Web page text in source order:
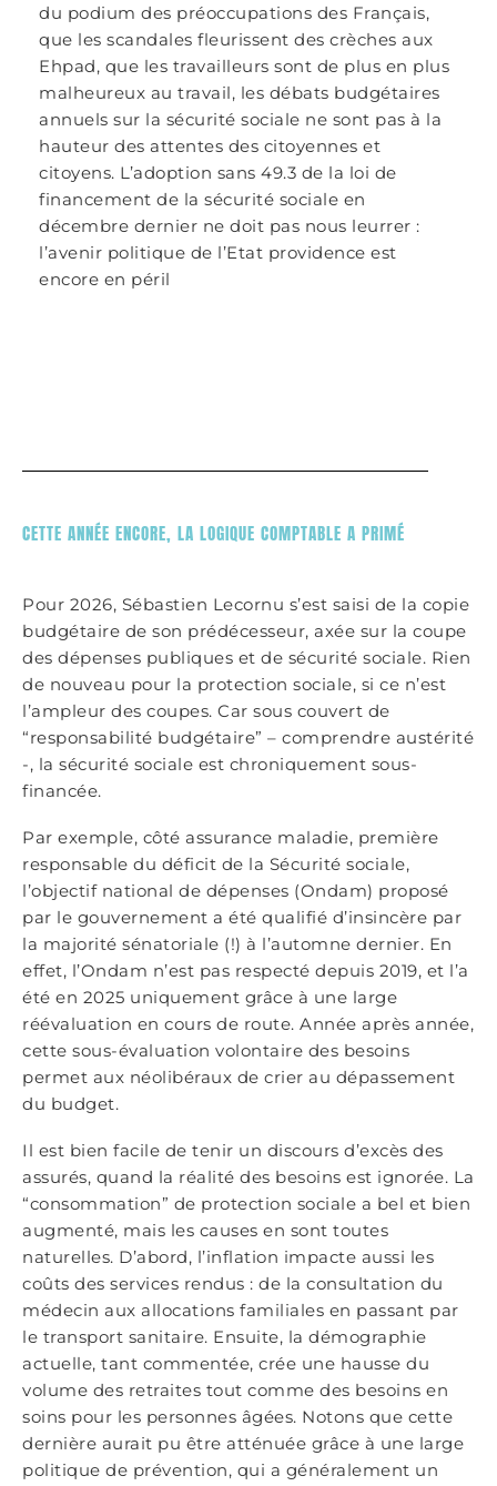
du podium des préoccupations des Français,
que les scandales fleurissent des crèches aux
Ehpad, que les travailleurs sont de plus en plus
malheureux au travail, les débats budgétaires
annuels sur la sécurité sociale ne sont pas à la
hauteur des attentes des citoyennes et
citoyens. L’adoption sans 49.3 de la loi de
financement de la sécurité sociale en
décembre dernier ne doit pas nous leurrer :
l’avenir politique de l’Etat providence est
encore en péril
CETTE ANNÉE ENCORE, LA LOGIQUE COMPTABLE A PRIMÉ
Pour 2026, Sébastien Lecornu s’est saisi de la copie
budgétaire de son prédécesseur, axée sur la coupe
des dépenses publiques et de sécurité sociale. Rien
de nouveau pour la protection sociale, si ce n’est
l’ampleur des coupes. Car sous couvert de
“responsabilité budgétaire” – comprendre austérité
-, la sécurité sociale est chroniquement sous-
financée.
Par exemple, côté assurance maladie, première
responsable du déficit de la Sécurité sociale,
l’objectif national de dépenses (Ondam) proposé
par le gouvernement a été qualifié d’insincère par
la majorité sénatoriale (!) à l’automne dernier. En
effet, l’Ondam n’est pas respecté depuis 2019, et l’a
été en 2025 uniquement grâce à une large
réévaluation en cours de route. Année après année,
cette sous-évaluation volontaire des besoins
permet aux néolibéraux de crier au dépassement
du budget.
Il est bien facile de tenir un discours d’excès des
assurés, quand la réalité des besoins est ignorée. La
“consommation” de protection sociale a bel et bien
augmenté, mais les causes en sont toutes
naturelles. D’abord, l’inflation impacte aussi les
coûts des services rendus : de la consultation du
médecin aux allocations familiales en passant par
le transport sanitaire. Ensuite, la démographie
actuelle, tant commentée, crée une hausse du
volume des retraites tout comme des besoins en
soins pour les personnes âgées. Notons que cette
dernière aurait pu être atténuée grâce à une large
politique de prévention, qui a généralement un